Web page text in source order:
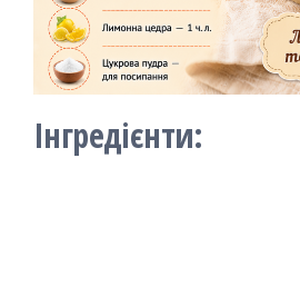
Інгредієнти: